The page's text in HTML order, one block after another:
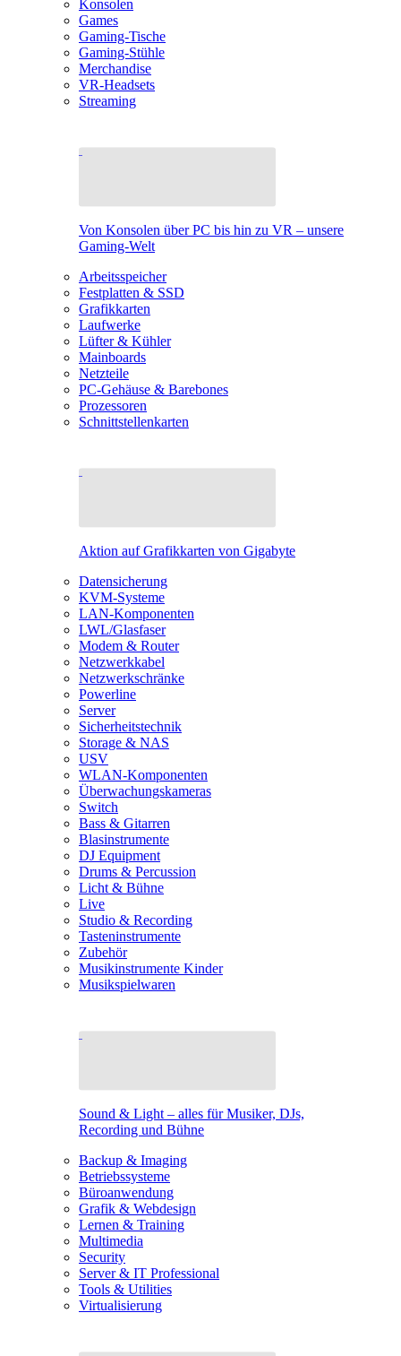
Konsolen
Games
Gaming-Tische
Gaming-Stühle
Merchandise
VR-Headsets
Streaming
Von Konsolen über PC bis hin zu VR – unsere
Gaming-Welt
Arbeitsspeicher
Festplatten & SSD
Grafikkarten
Laufwerke
Lüfter & Kühler
Mainboards
Netzteile
PC-Gehäuse & Barebones
Prozessoren
Schnittstellenkarten
Aktion auf Grafikkarten von Gigabyte
Datensicherung
KVM-Systeme
LAN-Komponenten
LWL/Glasfaser
Modem & Router
Netzwerkkabel
Netzwerkschränke
Powerline
Server
Sicherheitstechnik
Storage & NAS
USV
WLAN-Komponenten
Überwachungskameras
Switch
Bass & Gitarren
Blasinstrumente
DJ Equipment
Drums & Percussion
Licht & Bühne
Live
Studio & Recording
Tasteninstrumente
Zubehör
Musikinstrumente Kinder
Musikspielwaren
Sound & Light – alles für Musiker, DJs,
Recording und Bühne
Backup & Imaging
Betriebssysteme
Büroanwendung
Grafik & Webdesign
Lernen & Training
Multimedia
Security
Server & IT Professional
Tools & Utilities
Virtualisierung